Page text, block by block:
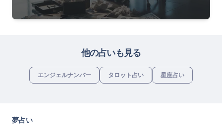
他の占いも見る
エンジェルナンバー タロット占い 星座占い
夢占い